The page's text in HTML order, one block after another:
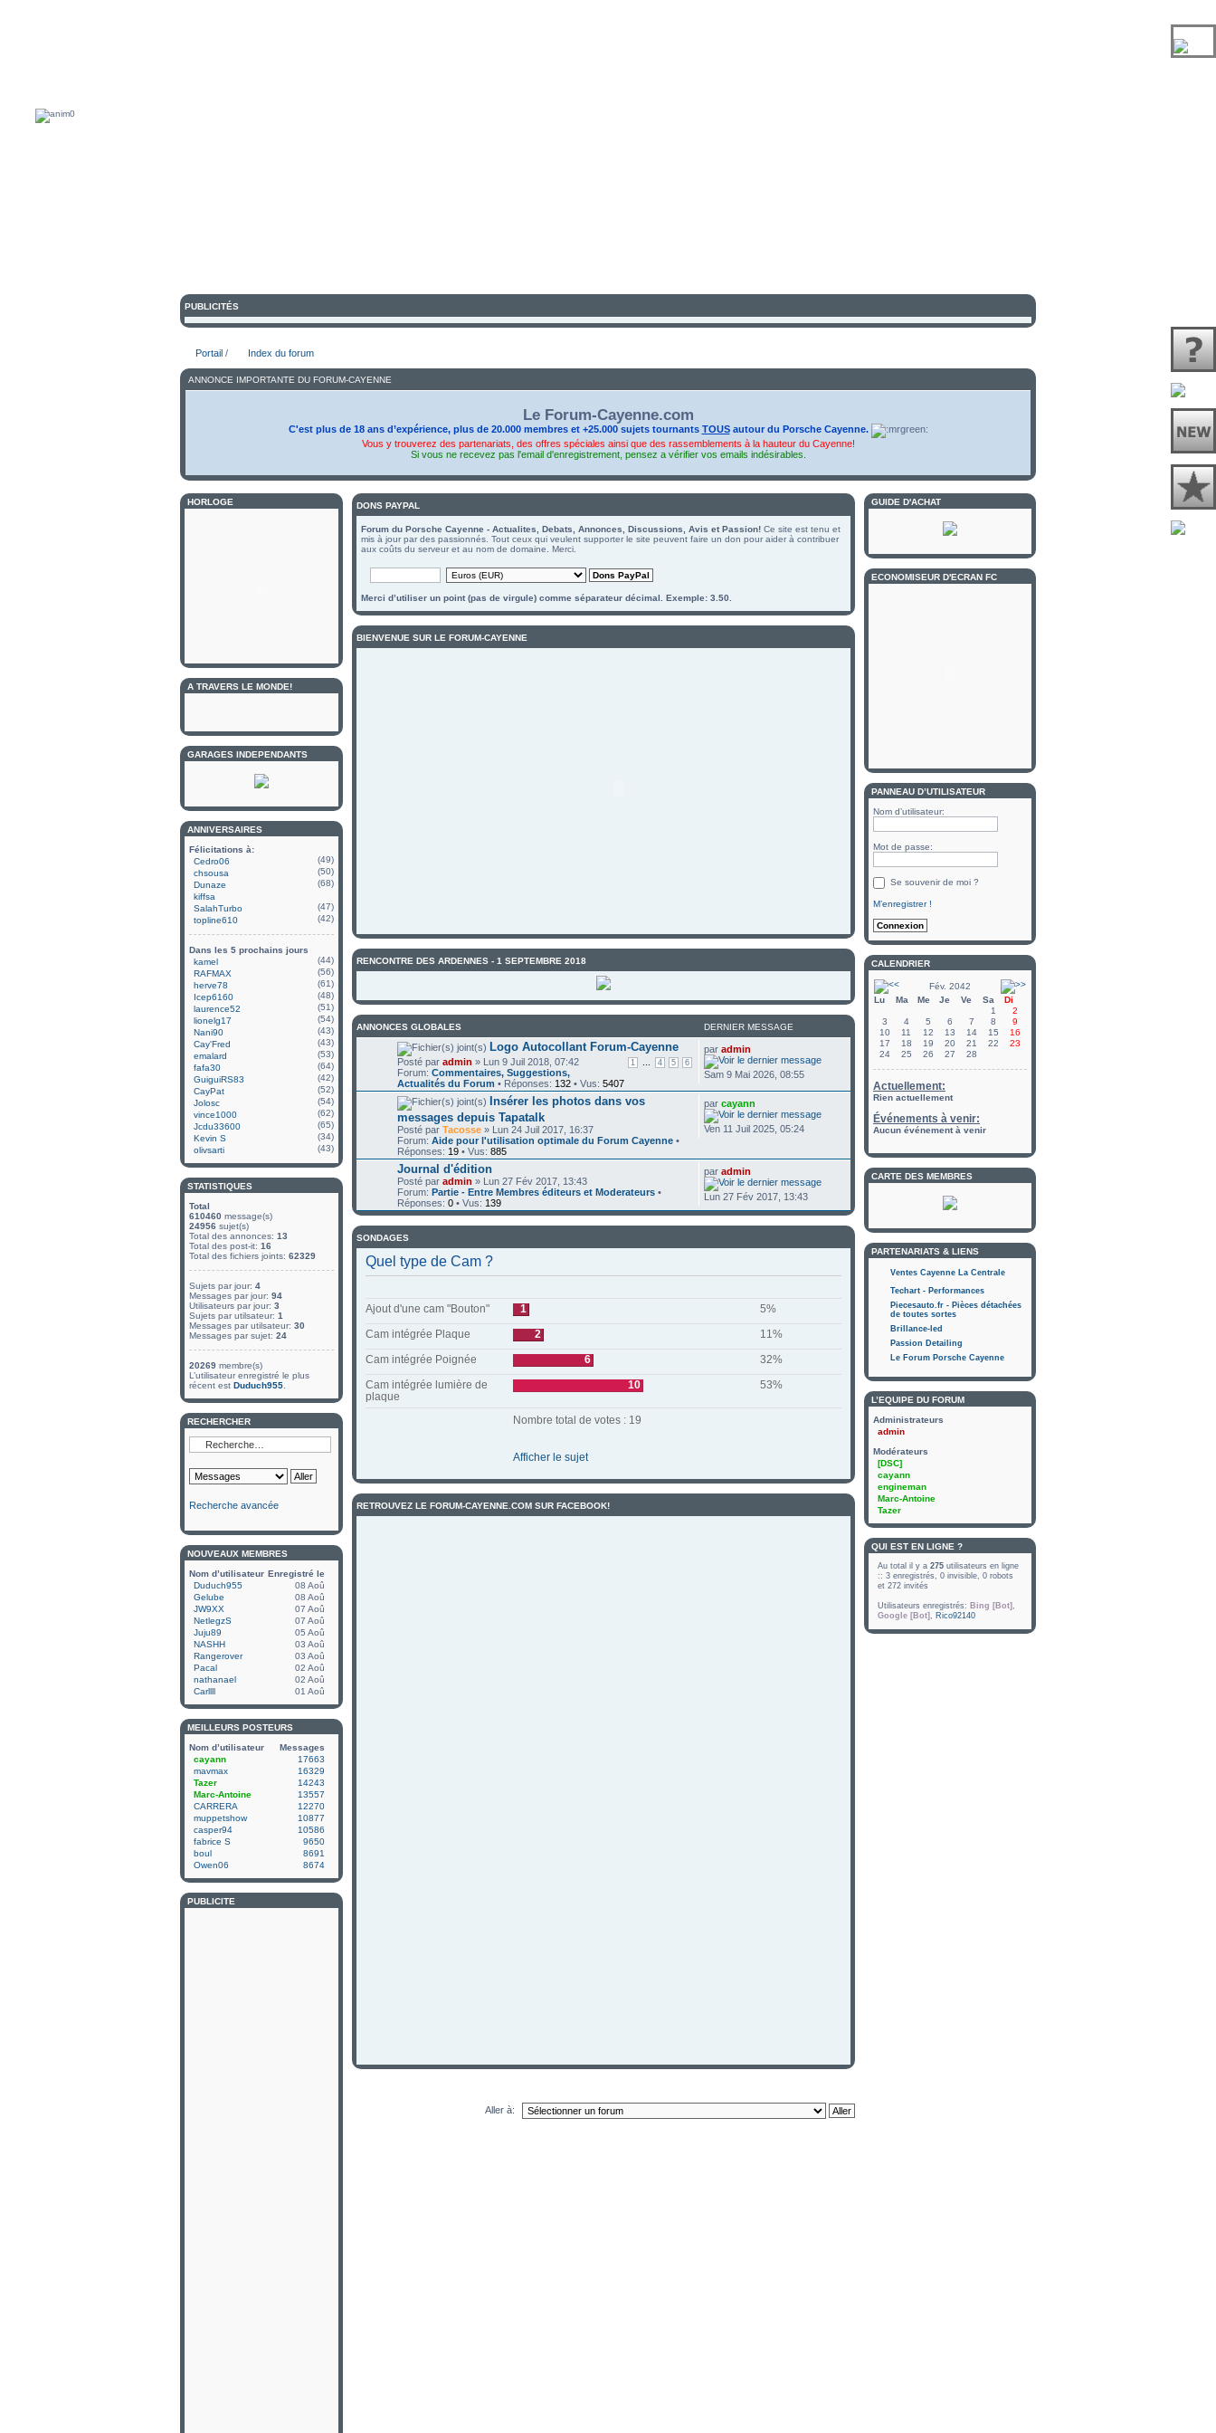
PUBLICITÉS
Portail / Index du forum
ANNONCE IMPORTANTE DU FORUM-CAYENNE
Le Forum-Cayenne.com
C'est plus de 18 ans d’expérience, plus de 20.000 membres et +25.000 sujets tournants TOUSautour du Porsche Cayenne.
Vous y trouverez des partenariats, des offres spéciales ainsi que des rassemblements à la hauteur du Cayenne!
Si vous ne recevez pas l'email d'enregistrement, pensez a vérifier vos emails indésirables.
HORLOGE
A TRAVERS LE MONDE!
GARAGES INDEPENDANTS
ANNIVERSAIRES
Félicitations à:
Cedro06
(49)
chsousa
(50)
Dunaze
(68)
kiffsa
SalahTurbo
(47)
topline610
(42)
Dans les 5 prochains jours
kamel
(44)
RAFMAX
(56)
herve78
(61)
Icep6160
(48)
laurence52
(51)
lionelg17
(54)
Nani90
(43)
Cay'Fred
(43)
emalard
(53)
fafa30
(64)
GuiguiRS83
(42)
CayPat
(52)
Jolosc
(54)
vince1000
(62)
Jcdu33600
(65)
Kevin S
(34)
olivsarti
(43)
STATISTIQUES
Total
610460 message(s)
24956 sujet(s)
Total des annonces: 13
Total des post-it: 16
Total des fichiers joints: 62329
Sujets par jour: 4
Messages par jour: 94
Utilisateurs par jour: 3
Sujets par utilsateur: 1
Messages par utilsateur: 30
Messages par sujet: 24
20269 membre(s)
L’utilisateur enregistré le plus
récent est Duduch955
RECHERCHER
Recherche avancée
NOUVEAUX MEMBRES
Nom d’utilisateur Enregistré le
Duduch955
08 Aoû
Gelube
08 Aoû
JW9XX
07 Aoû
NetlegzS
07 Aoû
Juju89
05 Aoû
NASHH
03 Aoû
Rangerover
03 Aoû
Pacal
02 Aoû
nathanael
02 Aoû
Carllll
01 Aoû
MEILLEURS POSTEURS
Nom d’utilisateur
Messages
cayann
17663
mavmax
16329
Tazer
14243
Marc-Antoine
13557
CARRERA
12270
muppetshow
10877
casper94
10586
fabrice S
9650
boul
8691
Owen06
8674
PUBLICITÉ
DONS PAYPAL
Forum du Porsche Cayenne - Actualites, Debats, Annonces, Discussions, Avis et Passion! Ce site est tenu et
mis à jour par des passionnés. Tout ceux qui veulent supporter le site peuvent faire un don pour aider à contribuer
aux coûts du serveur et au nom de domaine. Merci.
Merci d’utiliser un point (pas de virgule) comme séparateur décimal. Exemple: 3.50.
BIENVENUE SUR LE FORUM-CAYENNE
RENCONTRE DES ARDENNES - 1 SEPTEMBRE 2018
ANNONCES GLOBALES DERNIER MESSAGE
Logo Autocollant Forum-Cayenne
1 4 5 6
Posté par admin » Lun 9 Juil 2018, 07:42
Forum: Commentaires, Suggestions,
Actualités du Forum • Réponses: 132 • Vus: 5407
par admin
Sam 9 Mai 2026, 08:55
Insérer les photos dans vos
messages depuis Tapatalk
Posté par Tacosse » Lun 24 Juil 2017, 16:37
Forum: Aide pour l'utilisation optimale du Forum Cayenne •
Réponses: 19 • Vus: 885
par cayann
Ven 11 Juil 2025, 05:24
Journal d'édition
Posté par admin » Lun 27 Fév 2017, 13:43
Forum: Partie - Entre Membres éditeurs et Moderateurs •
Réponses: 0 • Vus: 139
par admin
Lun 27 Fév 2017, 13:43
SONDAGES
Quel type de Cam ?
Ajout d'une cam "Bouton" 1
5%
Cam intégrée Plaque
2
11%
Cam intégrée Poignée
6
32%
Cam intégrée lumière de
plaque
10 53%
Nombre total de votes : 19
Afficher le sujet
RETROUVEZ LE FORUM-CAYENNE.COM SUR FACEBOOK!
Aller à:
GUIDE D'ACHAT
ECONOMISEUR D'ECRAN FC
PANNEAU D’UTILISATEUR
Nom d’utilisateur:
Mot de passe:
Se souvenir de moi ?
M’enregistrer !
CALENDRIER
Fév. 2042
Lu
Ma Me Je Ve Sa
Di
1
2
3
4 5 6 7 8
9
10
11 12 13 14 15
16
17
18 19 20 21 22
23
24
25 26 27 28
Actuellement:
Rien actuellement
Événements à venir:
Aucun événement à venir
CARTE DES MEMBRES
PARTENARIATS & LIENS
Ventes Cayenne La Centrale
Techart - Performances
Piecesauto.fr - Pièces détachées
de toutes sortes
Brillance-led
Passion Detailing
Le Forum Porsche Cayenne
L’ÉQUIPE DU FORUM
Administrateurs
admin
Modérateurs
[DSC]
cayann
engineman
Marc-Antoine
Tazer
QUI EST EN LIGNE ?
Au total il y a 275 utilisateurs en ligne
:: 3 enregistrés, 0 invisible, 0 robots
et 272 invités
Utilisateurs enregistrés: Bing [Bot],
Google [Bot], Rico92140